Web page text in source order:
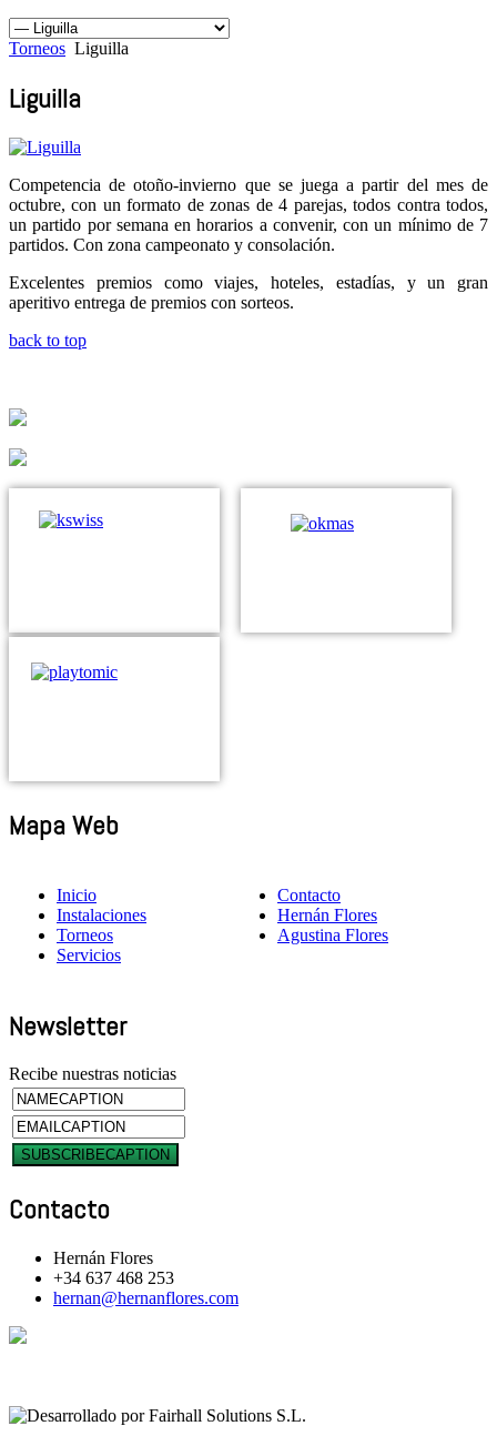
Torneos Liguilla
Liguilla
Competencia de otoño-invierno que se juega a partir del mes de
octubre, con un formato de zonas de 4 parejas, todos contra todos,
un partido por semana en horarios a convenir, con un mínimo de 7
partidos. Con zona campeonato y consolación.
Excelentes premios como viajes, hoteles, estadías, y un gran
aperitivo entrega de premios con sorteos.
back to top
Mapa Web
Inicio
Instalaciones
Torneos
Servicios
Contacto
Hernán Flores
Agustina Flores
Newsletter
Recibe nuestras noticias
Contacto
Hernán Flores
+34 637 468 253
hernan@hernanflores.com